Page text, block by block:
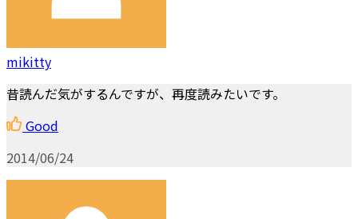
mikitty
昔読んだ気がするんですが、再度読みたいです。
Good
2014/06/24